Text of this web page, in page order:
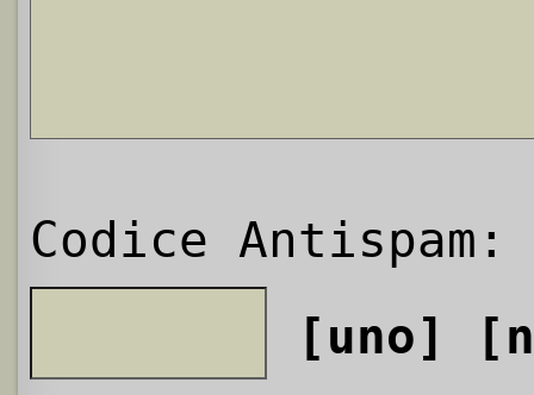
Codice Antispam:
[uno]